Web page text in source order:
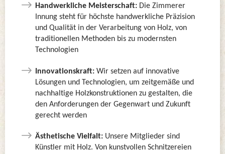
Handwerkliche Meisterschaft: Die Zimmerer
Innung steht für höchste handwerkliche Präzision
und Qualität in der Verarbeitung von Holz, von
traditionellen Methoden bis zu modernsten
Technologien
Innovationskraft: Wir setzen auf innovative
Lösungen und Technologien, um zeitgemäße und
nachhaltige Holzkonstruktionen zu gestalten, die
den Anforderungen der Gegenwart und Zukunft
gerecht werden
Ästhetische Vielfalt: Unsere Mitglieder sind
Künstler mit Holz. Von kunstvollen Schnitzereien